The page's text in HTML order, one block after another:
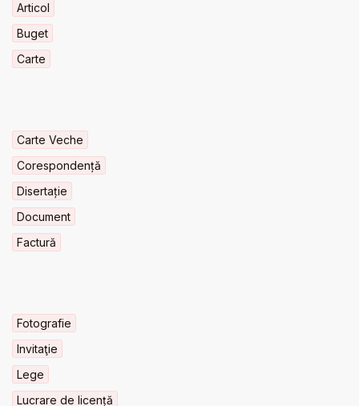
Articol
Buget
Carte
Carte Veche
Corespondență
Disertație
Document
Factură
Fotografie
Invitaţie
Lege
Lucrare de licență